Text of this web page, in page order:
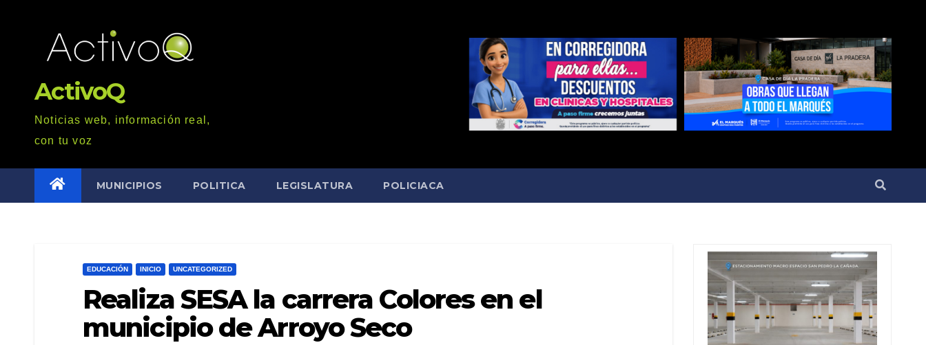
ActivoQ
Noticias web, información real,
con tu voz
MUNICIPIOS POLITICA LEGISLATURA POLICIACA
EDUCACIÓN INICIO UNCATEGORIZED
Realiza SESA la carrera Colores en el
municipio de Arroyo Seco